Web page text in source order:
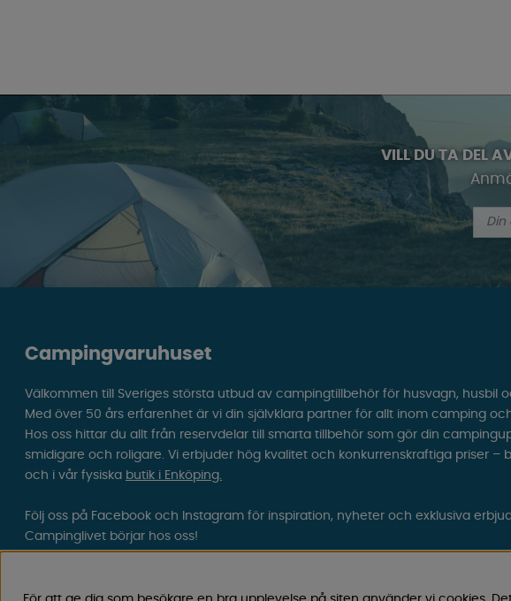
VILL DU TA DEL
Campingvaruhuset
Välkommen till Sveriges största utbud av campingtillbehör för husvagn, husbil
Med över 50 års erfarenhet är vi din självklara partner för allt inom camping
Hos oss hittar du allt från reservdelar till smarta tillbehör som gör din
smidigare och roligare. Vi erbjuder hög kvalitet och konkurrenskraftiga priser –
och i vår fysiska butik i Enköping.
Följ oss på Facebook och Instagram för inspiration, nyheter och exklusiva
Campinglivet börjar hos oss!